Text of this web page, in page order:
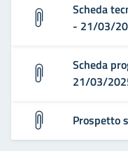
Scheda
- 21/03/
Scheda
21/03/
Prospetto